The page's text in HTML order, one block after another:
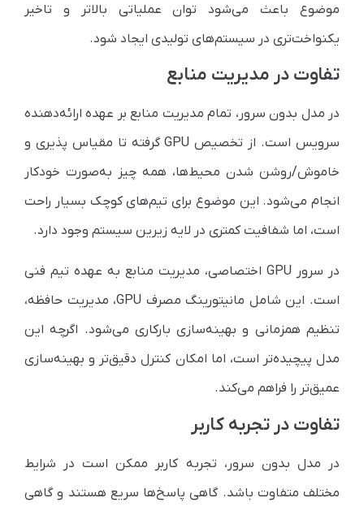
موضوع باعث می‌شود توان عملیاتی بالاتر و تاخیر
یکنواخت‌تری در سیستم‌های تولیدی ایجاد شود.
تفاوت در مدیریت منابع
در مدل بدون سرور، تمام مدیریت منابع بر عهده ارائه‌دهنده
سرویس است. از تخصیص GPU گرفته تا مقیاس پذیری و
خاموش/روشن شدن محیط‌ها، همه چیز به‌صورت خودکار
انجام می‌شود. این موضوع برای تیم‌های کوچک بسیار راحت
است، اما شفافیت کمتری در لایه زیرین سیستم وجود دارد.
در سرور GPU اختصاصی، مدیریت منابع به عهده تیم فنی
است. این شامل مانیتورینگ مصرف GPU، مدیریت حافظه،
تنظیم همزمانی و بهینه‌سازی بارکاری می‌شود. اگرچه این
مدل پیچیده‌تر است، اما امکان کنترل دقیق‌تر و بهینه‌سازی
عمیق‌تر را فراهم می‌کند.
تفاوت در تجربه کاربر
در مدل بدون سرور، تجربه کاربر ممکن است در شرایط
مختلف متفاوت باشد. گاهی پاسخ‌ها سریع هستند و گاهی